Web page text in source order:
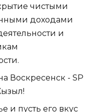
чистыми
доходами
и
Воскресенск - SP
и пусть его вкус